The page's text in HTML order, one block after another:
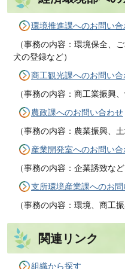
環境推進課へのお問い
（事務の内容：環境保全、
犬の登録など）
商工観光課へのお問い
（事務の内容：商工業振興
農政課へのお問い合わせ
（事務の内容：農業振興、土
産業開発室へのお問い
（事務の内容：企業誘致など
支所環境産業課へのお
（事務の内容：環境、商工
関連リンク
組織から探す